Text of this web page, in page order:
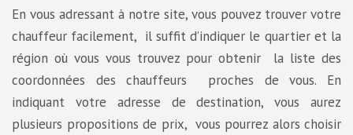
En vous adressant à notre site, vous pouvez trouver votre
chauffeur facilement, il suffit d’indiquer le quartier et la
région où vous vous trouvez pour obtenir la liste des
coordonnées des chauffeurs proches de vous. En
indiquant votre adresse de destination, vous aurez
plusieurs propositions de prix, vous pourrez alors choisir